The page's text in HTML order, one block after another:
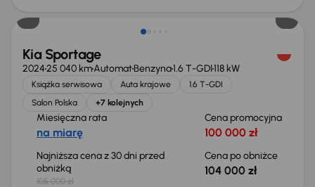
Kia Sportage
202425 040 kmAutomatBenzyna1.6 T-GDI118 kW
Książka serwisowa Auta krajowe
1.6 T-GDI
Salon Polska
+7 kolejnych
Miesięczna rata
na miarę
Cena promocyjna
100 000 zł
Najniższa cena z 30 dni przed
obniżką
105 000 zł
Cena po obniżce
104 000 zł